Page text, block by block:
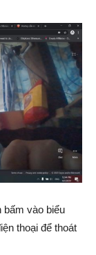
bấm vào biểu
thoại để thoát